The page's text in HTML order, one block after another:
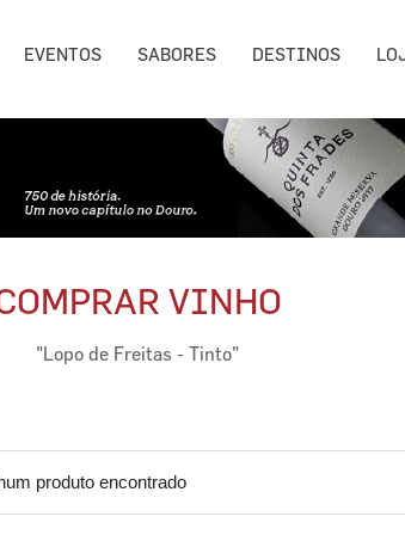
EVENTOS SABORES DESTINOS
VINHO
"Lopo de Freitas - Tinto"
produto encontrado